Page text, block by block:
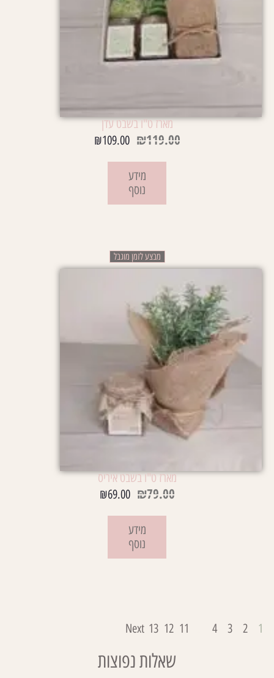
מארז ט"ו בשבט עדן
₪119.00
₪109.00
מידע
נוסף
מבצע לזמן מוגבל
מארז ט"ו בשבט איריס
₪79.00
₪69.00
מידע
נוסף
1
2
3
4
11
12
13
Next
שאלות נפוצות